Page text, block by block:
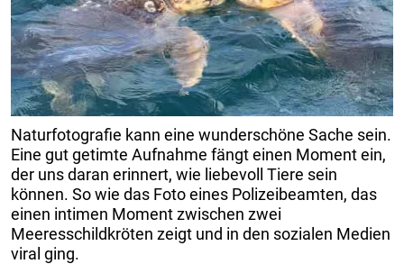
Naturfotografie kann eine wunderschöne Sache sein.
Eine gut getimte Aufnahme fängt einen Moment ein,
der uns daran erinnert, wie liebevoll Tiere sein
können. So wie das Foto eines Polizeibeamten, das
einen intimen Moment zwischen zwei
Meeresschildkröten zeigt und in den sozialen Medien
viral ging.